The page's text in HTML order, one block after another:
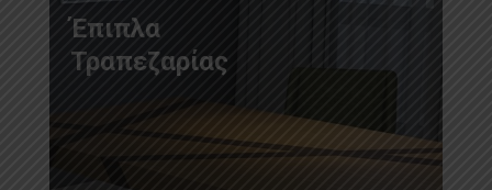
Έπιπλα
Τραπεζαρίας